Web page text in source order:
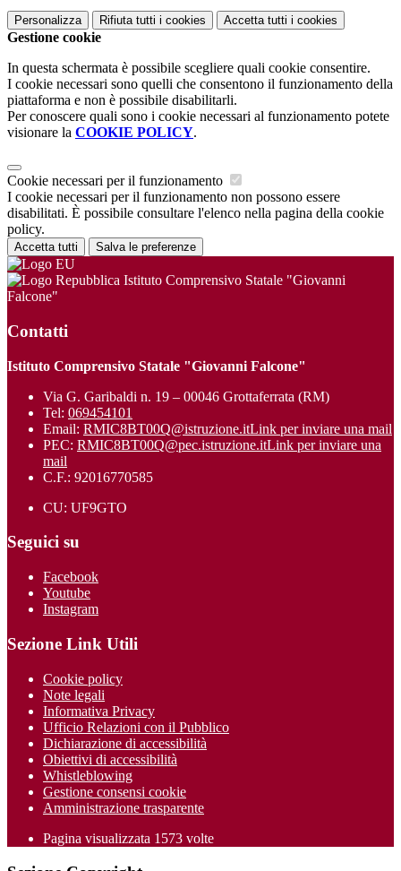
Personalizza Rifiuta tutti i cookies Accetta tutti i cookies
Gestione cookie
In questa schermata è possibile scegliere quali cookie consentire.
I cookie necessari sono quelli che consentono il funzionamento della
piattaforma e non è possibile disabilitarli.
Per conoscere quali sono i cookie necessari al funzionamento potete
visionare la COOKIE POLICY.
Cookie necessari per il funzionamento
I cookie necessari per il funzionamento non possono essere
disabilitati. È possibile consultare l'elenco nella pagina della cookie
policy.
Accetta tutti Salva le preferenze
Istituto Comprensivo Statale "Giovanni
Falcone"
Contatti
Istituto Comprensivo Statale "Giovanni Falcone"
Via G. Garibaldi n. 19 – 00046 Grottaferrata (RM)
Tel: 069454101
Email: RMIC8BT00Q@istruzione.itLink per inviare una mail
PEC: RMIC8BT00Q@pec.istruzione.itLink per inviare una
mail
C.F.: 92016770585
CU: UF9GTO
Seguici su
Facebook
Youtube
Instagram
Sezione Link Utili
Cookie policy
Note legali
Informativa Privacy
Ufficio Relazioni con il Pubblico
Dichiarazione di accessibilità
Obiettivi di accessibilità
Whistleblowing
Gestione consensi cookie
Amministrazione trasparente
Pagina visualizzata 1573 volte